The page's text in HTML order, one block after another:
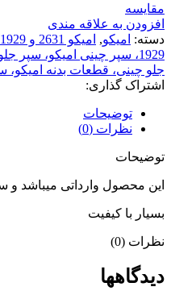
مقایسه
افزودن به علاقه مندی
دسته: امیکو, امیکو 2631 و 1929
1929، سپر چینی امیکو، سپر
جلو چینی، قطعات بدنه امیکو،
اشتراک گذاری:
توضیحات
نظرات (0)
توضیحات
این محصول وارداتی میباشد
بسیار با کیفیت
نظرات (0)
دیدگاهها